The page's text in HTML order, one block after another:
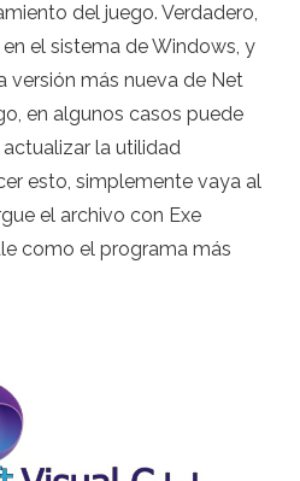
del juego. Verdadero,
el sistema de Windows, y
versión más nueva de Net
en algunos casos puede
la utilidad
esto, simplemente vaya al
el archivo con Exe
como el programa más